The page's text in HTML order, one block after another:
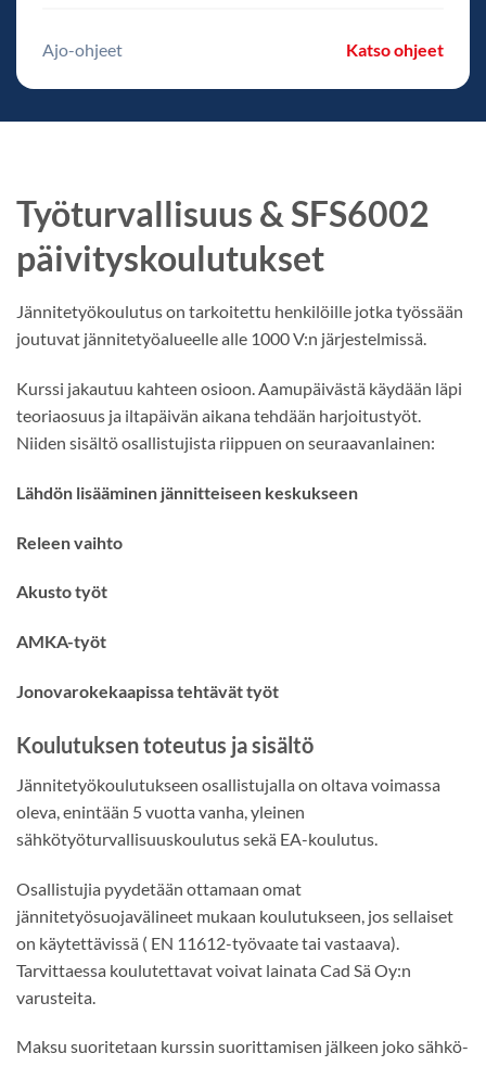
Ajo-ohjeet Katso ohjeet
Työturvallisuus & SFS6002
päivityskoulutukset
Jännitetyökoulutus on tarkoitettu henkilöille jotka työssään
joutuvat jännitetyöalueelle alle 1000 V:n järjestelmissä.
Kurssi jakautuu kahteen osioon. Aamupäivästä käydään läpi
teoriaosuus ja iltapäivän aikana tehdään harjoitustyöt.
Niiden sisältö osallistujista riippuen on seuraavanlainen:
Lähdön lisääminen jännitteiseen keskukseen
Releen vaihto
Akusto työt
AMKA-työt
Jonovarokekaapissa tehtävät työt
Koulutuksen toteutus ja sisältö
Jännitetyökoulutukseen osallistujalla on oltava voimassa
oleva, enintään 5 vuotta vanha, yleinen
sähkötyöturvallisuuskoulutus sekä EA-koulutus.
Osallistujia pyydetään ottamaan omat
jännitetyösuojavälineet mukaan koulutukseen, jos sellaiset
on käytettävissä ( EN 11612-työvaate tai vastaava).
Tarvittaessa koulutettavat voivat lainata Cad Sä Oy:n
varusteita.
Maksu suoritetaan kurssin suorittamisen jälkeen joko sähkö-